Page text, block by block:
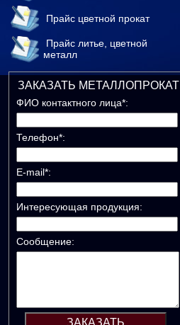
Прайс цветной прокат
Прайс литье, цветной
металл
ЗАКАЗАТЬ МЕТАЛЛОПРОКАТ
ФИО контактного лица*:
Телефон*:
E-mail*:
Интересующая продукция:
Сообщение: